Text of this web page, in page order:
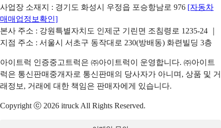
사업장 소재지 : 경기도 화성시 우정읍 포승항남로 976 [자동차
매매업정보확인]
본사 주소 : 강원특별자치도 인제군 기린면 조침령로 1235-24 ｜
지점 주소 : 서울시 서초구 동작대로 230(방배동) 화련빌딩 3층
아이트럭 인증중고트럭은 ㈜아이트럭이 운영합니다. ㈜아이트
럭은 통신판매중개자로 통신판매의 당사자가 아니며, 상품 및 거
래정보, 거래에 대한 책임은 판매자에게 있습니다.
Copyright ⓒ 2026 itruck All Rights Reserved.